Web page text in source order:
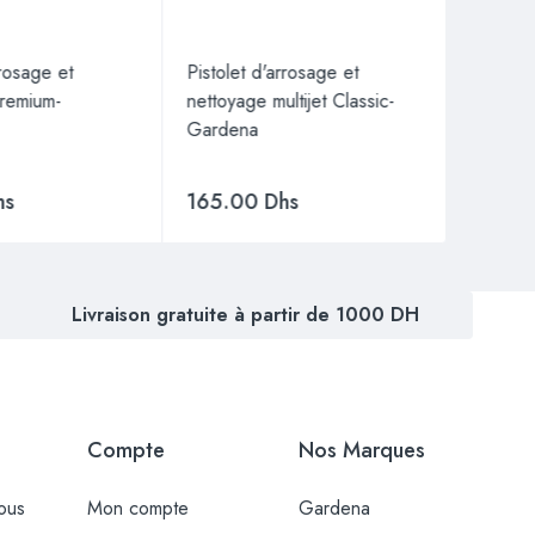
et
Pistolet d'arrosage et
nettoyage multijet Classic-
Gardena
165.00 Dhs
Livraison gratuite à partir de 1000 DH
Compte
Mon compte
Nos Marques
Gardena